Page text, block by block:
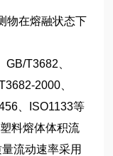
物在熔融状态下
T3682、
2000、
、ISO1133等
料熔体体积流
流动速率采用